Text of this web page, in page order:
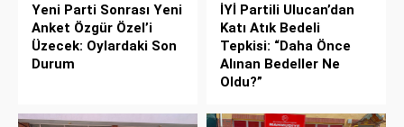
Yeni Parti Sonrası Yeni
Anket Özgür Özel’i
Üzecek: Oylardaki Son
Durum
İYİ Partili Ulucan’dan
Katı Atık Bedeli
Tepkisi: “Daha Önce
Alınan Bedeller Ne
Oldu?”